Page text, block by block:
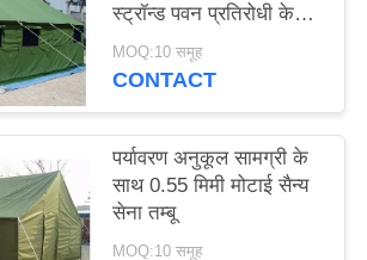
स्ट्रॉन्ड पवन प्रतिरोधी के
साथ
MOQ:10 समूह
CONTACT
पर्यावरण अनुकूल सामग्री के
साथ 0.55 मिमी मोटाई सैन्य
सेना तम्बू
MOQ:10 समूह